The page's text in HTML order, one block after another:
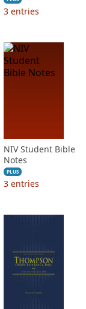
3 entries
NIV Student Bible
Notes
PLUS
3 entries